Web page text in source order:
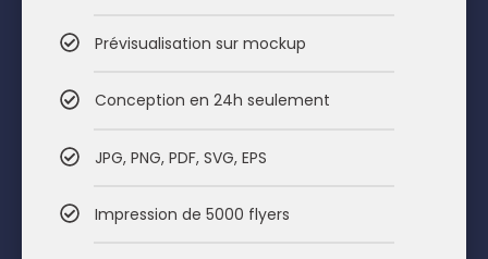
Prévisualisation sur mockup
Conception en 24h seulement
JPG, PNG, PDF, SVG, EPS
Impression de 5000 flyers